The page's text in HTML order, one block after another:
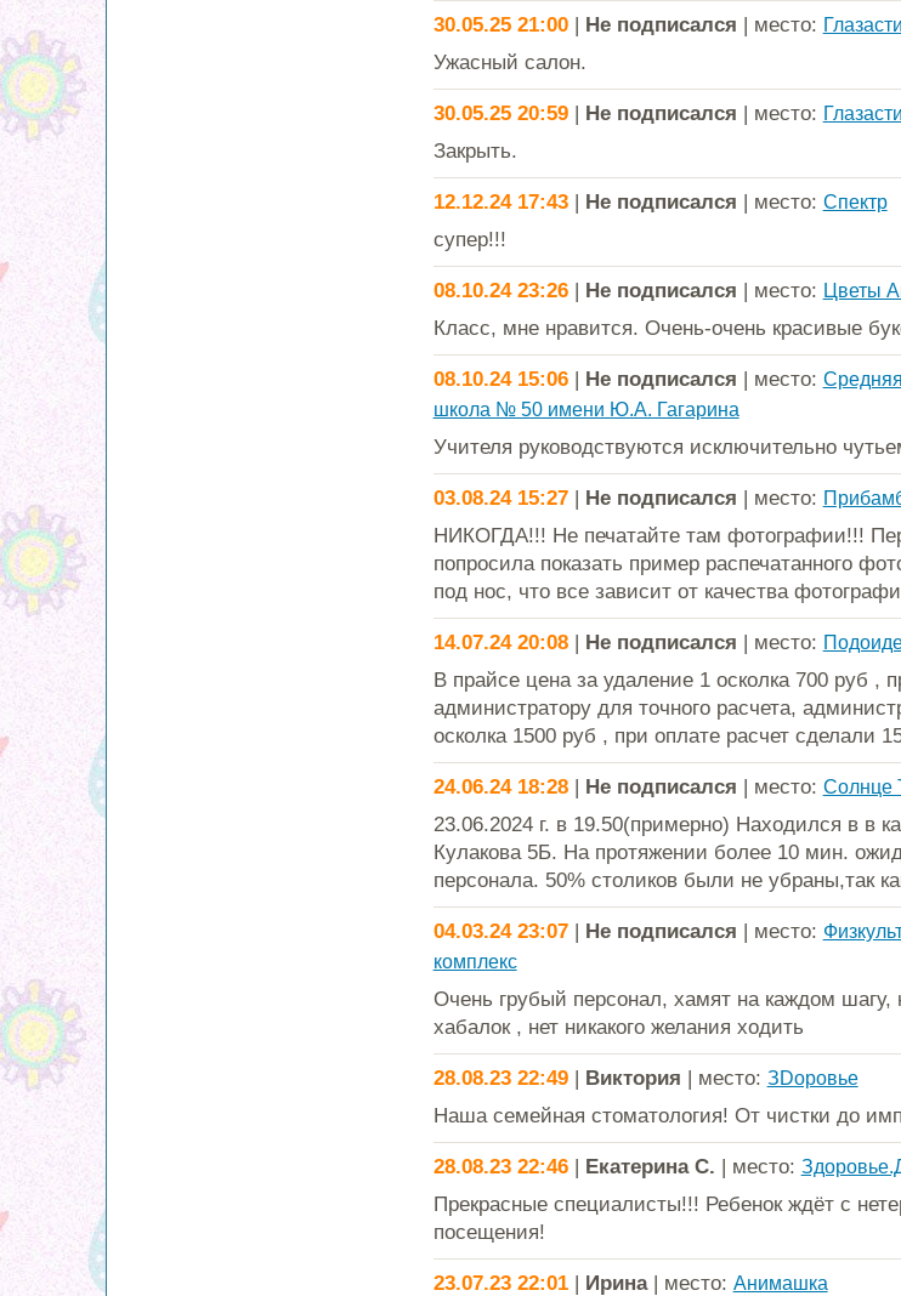
30.05.25 21:00| Не подписался | место:
Ужасный салон.
30.05.25 20:59| Не подписался | место:
Закрыть.
12.12.24 17:43| Не подписался | место: Спектр
супер!!!
08.10.24 23:26| Не подписался | место: Цветы
Класс, мне нравится. Очень-очень красивые
08.10.24 15:06| Не подписался | место:
школа № 50 имени Ю.А. Гагарина
Учителя руководствуются исключительно
03.08.24 15:27| Не подписался | место:
НИКОГДА!!! Не печатайте там фотографии!!!
попросила показать пример распечатанного
под нос, что все зависит от качества
14.07.24 20:08| Не подписался | место:
В прайсе цена за удаление 1 осколка 700 руб ,
администратору для точного расчета,
осколка 1500 руб , при оплате расчет сделали
24.06.24 18:28| Не подписался | место: Солнце
23.06.2024 г. в 19.50(примерно) Находился в в
Кулакова 5Б. На протяжении более 10 мин.
персонала. 50% столиков были не убраны,так
04.03.24 23:07| Не подписался | место:
комплекс
Очень грубый персонал, хамят на каждом шагу,
хабалок , нет никакого желания ходить
28.08.23 22:49| Виктория | место: ЗDоровье
Наша семейная стоматология! От чистки до
28.08.23 22:46| Екатерина С. | место:
Прекрасные специалисты!!! Ребенок ждёт с
посещения!
23.07.23 22:01| Ирина| место: Анимашка